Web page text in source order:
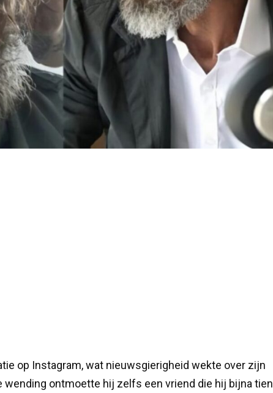
op Instagram, wat nieuwsgierigheid wekte over zijn
ontmoette hij zelfs een vriend die hij bijna tien